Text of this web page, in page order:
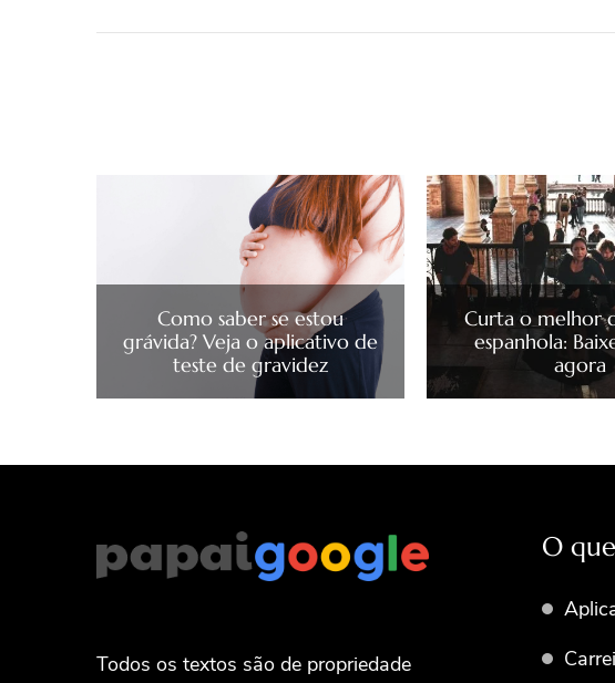
Como saber se estou
grávida? Veja o aplicativo de
teste de gravidez
Curta o melhor
espanhola:
agora
Todos os textos são de propriedade
O